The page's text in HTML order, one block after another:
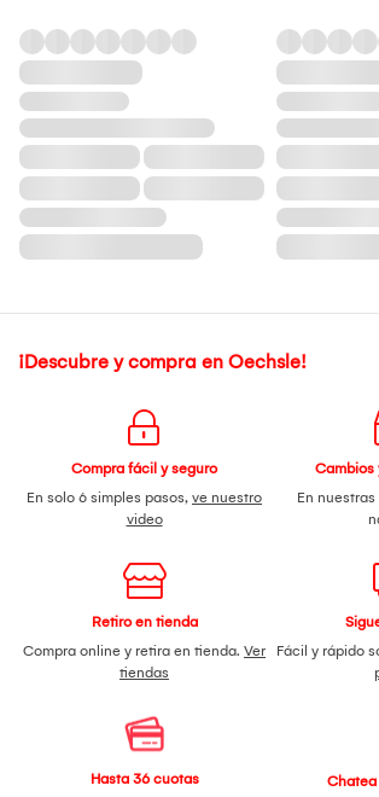
¡Descubre y compra en Oechsle!
Compra fácil y seguro
En solo 6 simples pasos, ve nuestro
video
Cambios
En
Retiro en tienda
Compra online y retira en tienda. Ver
tiendas
Fácil y rápido
Hasta 36 cuotas